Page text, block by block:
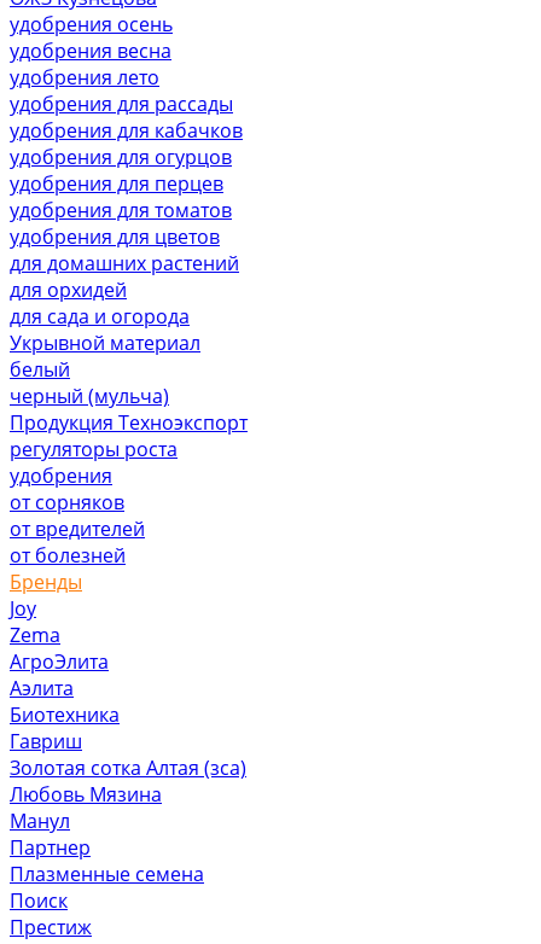
удобрения осень
удобрения весна
удобрения лето
удобрения для рассады
удобрения для кабачков
удобрения для огурцов
удобрения для перцев
удобрения для томатов
удобрения для цветов
для домашних растений
для орхидей
для сада и огорода
Укрывной материал
белый
черный (мульча)
Продукция Техноэкспорт
регуляторы роста
удобрения
от сорняков
от вредителей
от болезней
Бренды
Joy
Zema
АгроЭлита
Аэлита
Биотехника
Гавриш
Золотая сотка Алтая (зса)
Любовь Мязина
Манул
Партнер
Плазменные семена
Поиск
Престиж